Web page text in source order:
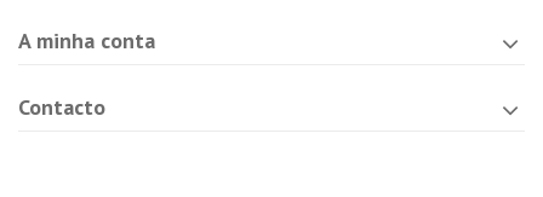
A minha conta
Contacto